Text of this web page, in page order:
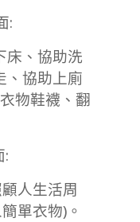
:
床、協助洗
、協助上廁
物鞋襪、翻
:
人生活周
單衣物)。